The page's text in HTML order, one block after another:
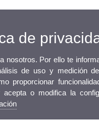
de
nosotros. Por ello te
de uso y medición
proporcionar
acepta o modifica la